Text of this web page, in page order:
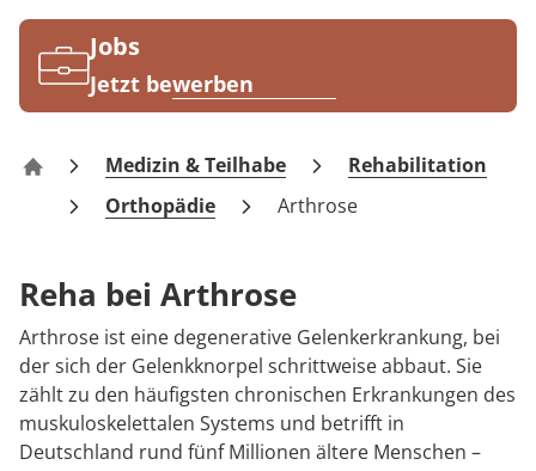
Jobs
Jetzt bewerben
MEDIAN Kliniken
Medizin & Teilhabe
Rehabilitation
Orthopädie
Arthrose
Reha bei Arthrose
Arthrose ist eine degenerative Gelenkerkrankung, bei
der sich der Gelenkknorpel schrittweise abbaut. Sie
zählt zu den häufigsten chronischen Erkrankungen des
muskuloskelettalen Systems und betrifft in
Deutschland rund fünf Millionen ältere Menschen –